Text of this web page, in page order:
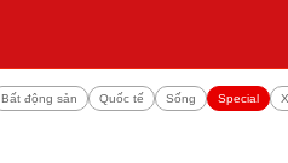
Bất động sản Quốc tế Sống Special